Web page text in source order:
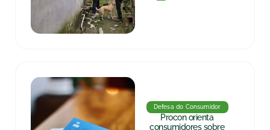
Defesa do Consumidor
Procon orienta
consumidores sobre